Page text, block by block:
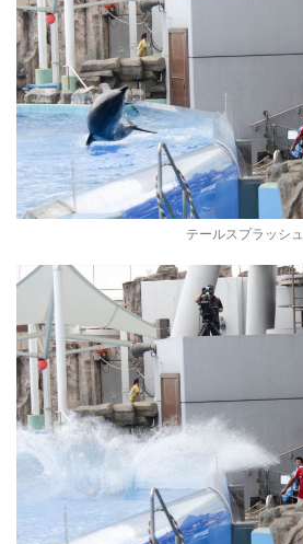
テールスプラッシュ